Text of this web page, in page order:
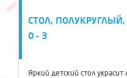
СТОЛ, ПОЛУКРУГЛЫЙ,
0 - 3
Яркий детский стол